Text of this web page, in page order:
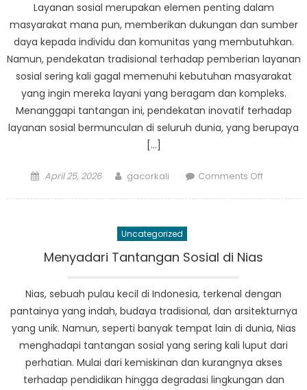
Nias
Layanan sosial merupakan elemen penting dalam
masyarakat mana pun, memberikan dukungan dan sumber
daya kepada individu dan komunitas yang membutuhkan.
Namun, pendekatan tradisional terhadap pemberian layanan
sosial sering kali gagal memenuhi kebutuhan masyarakat
yang ingin mereka layani yang beragam dan kompleks.
Menanggapi tantangan ini, pendekatan inovatif terhadap
layanan sosial bermunculan di seluruh dunia, yang berupaya
[…]
Posted
April 25, 2026 Author
gacorkali Comments Offon
Service:
Nias
Uncategorized
Menyadari Tantangan Sosial di Nias
Nias, sebuah pulau kecil di Indonesia, terkenal dengan
pantainya yang indah, budaya tradisional, dan arsitekturnya
yang unik. Namun, seperti banyak tempat lain di dunia, Nias
menghadapi tantangan sosial yang sering kali luput dari
perhatian. Mulai dari kemiskinan dan kurangnya akses
terhadap pendidikan hingga degradasi lingkungan dan